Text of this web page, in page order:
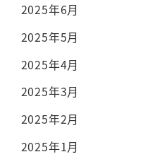
2025年6月
2025年5月
2025年4月
2025年3月
2025年2月
2025年1月